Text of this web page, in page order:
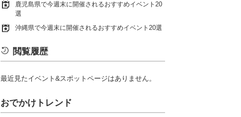
鹿児島県で今週末に開催されるおすすめイベント20
選
沖縄県で今週末に開催されるおすすめイベント20選
閲覧履歴
最近見たイベント&スポットページはありません。
おでかけトレンド